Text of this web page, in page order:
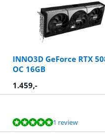
INNO3D GeForce RTX
OC 16GB
1.459,-
1 review